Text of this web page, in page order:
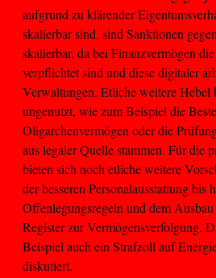
aufgrund zu klärender
skalierbar sind, sind Sanktionen
skalierbar, da bei Finanzvermögen
verpflichtet sind und diese digitaler
Verwaltungen. Etliche weitere Hebel
ungenutzt, wie zum Beispiel die
Oligarchenvermögen oder die
aus legaler Quelle stammen. Für die
bieten sich noch etliche weitere
der besseren Personalausstattung bis
Offenlegungsregeln und dem
Register zur Vermögensverfolgung.
Beispiel auch ein Strafzoll auf
diskutiert.